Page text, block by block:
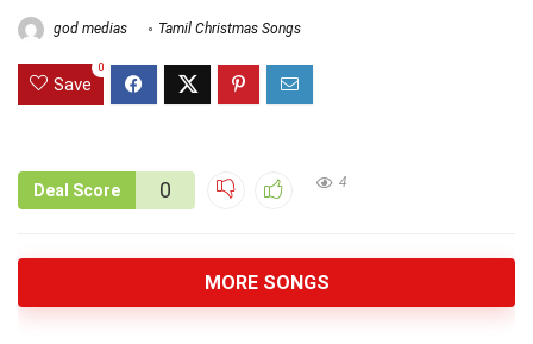
god medias Tamil Christmas Songs
Save
0
Deal Score 0 4
MORE SONGS